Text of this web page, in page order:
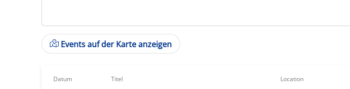
Events auf der Karte anzeigen
Datum Titel Location